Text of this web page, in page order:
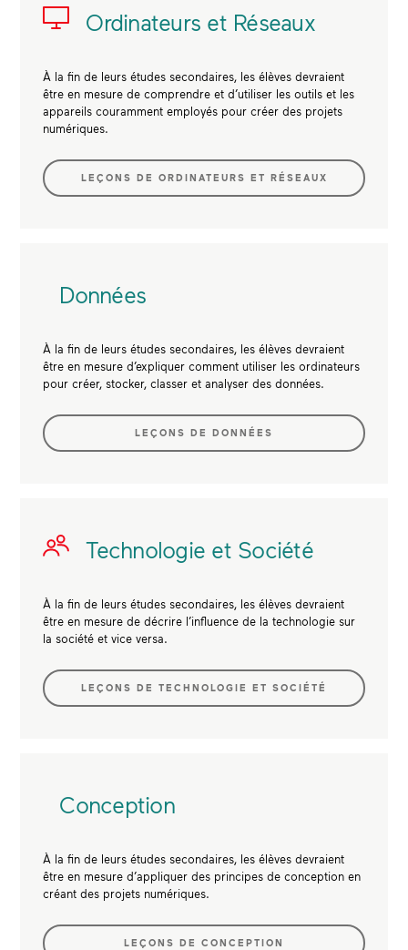
Ordinateurs et Réseaux
À la fin de leurs études secondaires, les élèves devraient
être en mesure de comprendre et d’utiliser les outils et les
appareils couramment employés pour créer des projets
numériques.
LEÇONS DE ORDINATEURS ET RÉSEAUX
Données
À la fin de leurs études secondaires, les élèves devraient
être en mesure d’expliquer comment utiliser les ordinateurs
pour créer, stocker, classer et analyser des données.
LEÇONS DE DONNÉES
Technologie et Société
À la fin de leurs études secondaires, les élèves devraient
être en mesure de décrire l’influence de la technologie sur
la société et vice versa.
LEÇONS DE TECHNOLOGIE ET SOCIÉTÉ
Conception
À la fin de leurs études secondaires, les élèves devraient
être en mesure d’appliquer des principes de conception en
créant des projets numériques.
LEÇONS DE CONCEPTION